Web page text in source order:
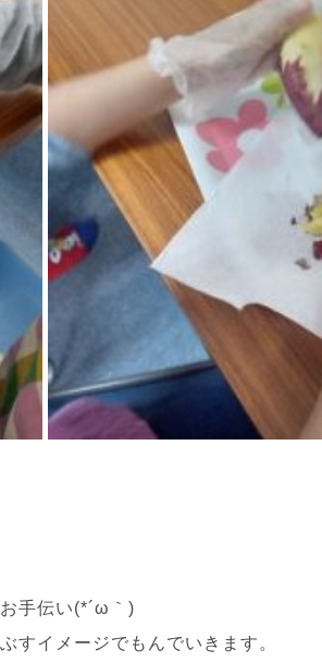
手伝い(*´ω｀)
すイメージでもんでいきます。